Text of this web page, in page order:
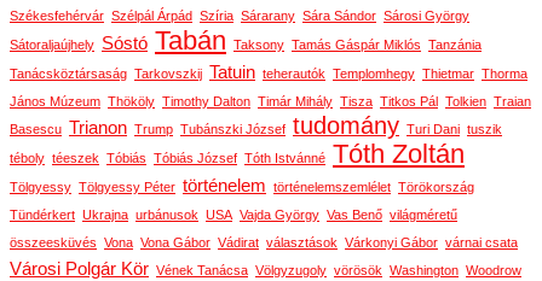
Székesfehérvár Szélpál Árpád Szíria Sárarany Sára Sándor Sárosi György
Sátoraljaújhely Sóstó Tabán Taksony Tamás Gáspár Miklós Tanzánia
Tanácsköztársaság Tarkovszkij Tatuin teherautók Templomhegy Thietmar Thorma
János Múzeum Thököly Timothy Dalton Timár Mihály Tisza Titkos Pál Tolkien Traian
Basescu Trianon Trump Tubánszki József tudomány Turi Dani tuszik
téboly téeszek Tóbiás Tóbiás József Tóth Istvánné Tóth Zoltán
Tölgyessy Tölgyessy Péter történelem történelemszemlélet Törökország
Tündérkert Ukrajna urbánusok USA Vajda György Vas Benő világméretű
összeesküvés Vona Vona Gábor Vádirat választások Várkonyi Gábor várnai csata
Városi Polgár Kör Vének Tanácsa Völgyzugoly vörösök Washington Woodrow